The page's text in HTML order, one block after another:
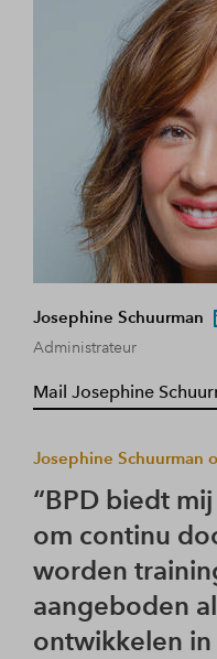
Josephine Schuurman
Administrateur
Mail Josephine
Josephine Schuurman
BPD biedt
om continu
worden
aangeboden
ontwikkelen